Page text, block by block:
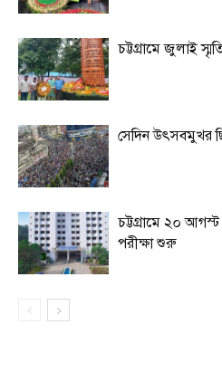
চট্টগ্রামে জুলাই
সেদিন উৎসবমুখর
চট্টগ্রামে ২০
পরীক্ষা শুরু